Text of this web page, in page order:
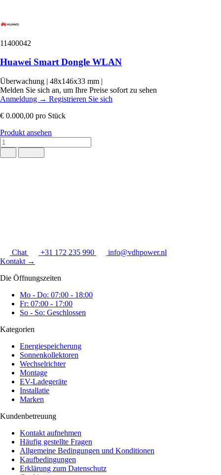
11400042
Huawei Smart Dongle WLAN
Überwachung | 48x146x33 mm |
Melden Sie sich an, um Ihre Preise sofort zu sehen
Anmeldung → Registrieren Sie sich
€ 0.000,00 pro Stück
Produkt ansehen
Chat +31 172 235 990
info@vdhpower.nl
Kontakt →
Die Öffnungszeiten
Mo - Do: 07:00 - 18:00
Fr: 07:00 - 17:00
So - So: Geschlossen
Kategorien
Energiespeicherung
Sonnenkollektoren
Wechselrichter
Montage
EV-Ladegeräte
Installatie
Marken
Kundenbetreuung
Kontakt aufnehmen
Häufig gestellte Fragen
Allgemeine Bedingungen und Konditionen
Kaufbedingungen
Erklärung zum Datenschutz